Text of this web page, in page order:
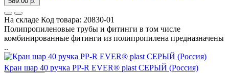
На складе Код товара: 20830-01
Полипропиленовые трубы и фитинги в том числе
комбинированные фитинги из полипропилена предназначены
..
Кран шар 40 ручка PP-R EVER® plast СЕРЫЙ (Россия)